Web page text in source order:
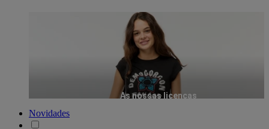
As nossas licenças
Novidades